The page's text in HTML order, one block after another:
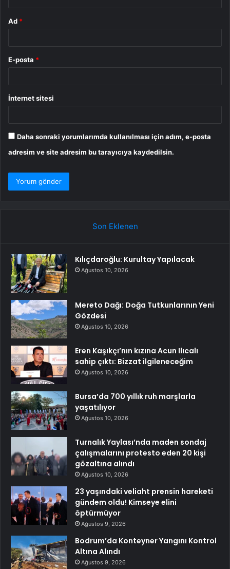
Ad *
E-posta *
İnternet sitesi
Daha sonraki yorumlarımda kullanılması için adım, e-posta
adresim ve site adresim bu tarayıcıya kaydedilsin.
Son Eklenen
Kılıçdaroğlu: Kurultay Yapılacak
Ağustos 10, 2026
Mereto Dağı: Doğa Tutkunlarının Yeni
Gözdesi
Ağustos 10, 2026
Eren Kaşıkçı’nın kızına Acun Ilıcalı
sahip çıktı: Bizzat ilgileneceğim
Ağustos 10, 2026
Bursa’da 700 yıllık ruh marşlarla
yaşatılıyor
Ağustos 10, 2026
Turnalık Yaylası’nda maden sondaj
çalışmalarını protesto eden 20 kişi
gözaltına alındı
Ağustos 10, 2026
23 yaşındaki veliaht prensin hareketi
gündem oldu! Kimseye elini
öptürmüyor
Ağustos 9, 2026
Bodrum’da Konteyner Yangını Kontrol
Altına Alındı
Ağustos 9, 2026